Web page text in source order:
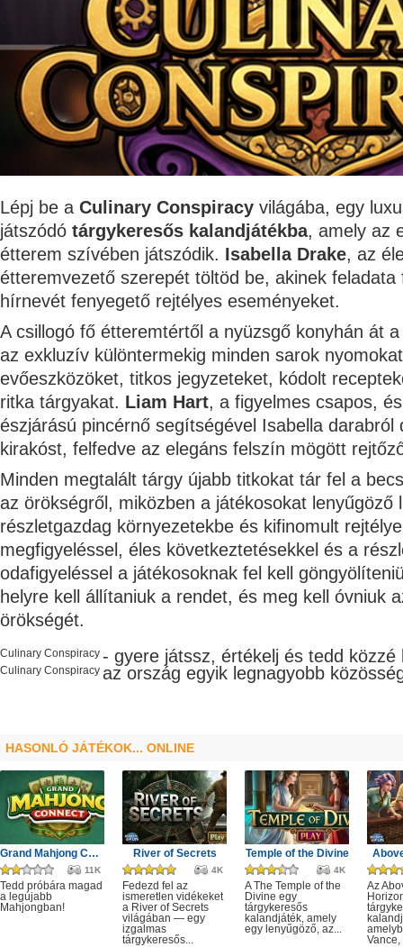
Lépj be a Culinary Conspiracy világába, egy
játszódó tárgykeresős kalandjátékba, amely az
étterem szívében játszódik. Isabella Drake, az
étteremvezető szerepét töltöd be, akinek
hírnevét fenyegető rejtélyes eseményeket.
A csillogó fő étteremtértől a nyüzsgő konyhán át
az exkluzív különtermekig minden sarok
evőeszközöket, titkos jegyzeteket, kódolt
ritka tárgyakat. Liam Hart, a figyelmes csapos,
észjárású pincérnő segítségével Isabella darabról
kirakóst, felfedve az elegáns felszín mögött
Minden megtalált tárgy újabb titkokat tár fel a
az örökségről, miközben a játékosokat lenyűgöző
részletgazdag környezetekbe és kifinomult
megfigyeléssel, éles következtetésekkel és a
odafigyeléssel a játékosoknak fel kell
helyre kell állítaniuk a rendet, és meg kell óvniuk
örökségét.
Culinary Conspiracy - gyere játssz, értékelj és tedd
az ország egyik legnagyobb
Culinary Conspiracy
HASONLÓ JÁTÉKOK... ONLINE
Grand Mahjong Connect
11K
Tedd próbára magad
a legújabb
Mahjongban!
River of Secrets
4K
Fedezd fel az
ismeretlen vidékeket
a River of Secrets
világában — egy
izgalmas
tárgykeresős...
Temple of the Divine
4K
A The Temple of the
Divine egy
tárgykeresős
kalandjáték, amely
egy lenyűgöző, az...
Az
Vance,